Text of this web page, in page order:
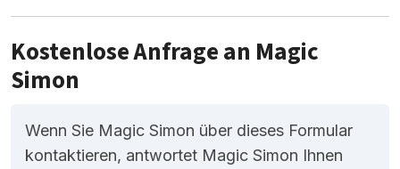
Kostenlose Anfrage an Magic
Simon
Wenn Sie Magic Simon über dieses Formular
kontaktieren, antwortet Magic Simon Ihnen